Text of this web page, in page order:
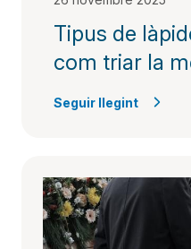
Tipus de
com triar la
Seguir llegint